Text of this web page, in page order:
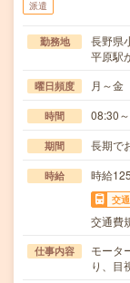
派遣
勤務地
長野県
平原駅
曜日頻度 月～金
時間 08:30
期間 長期で
時給 時給
交
交通費
仕事内容
モータ
り、目